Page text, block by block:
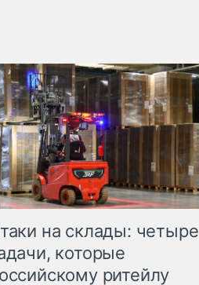
на склады: четыре
которые
ритейлу